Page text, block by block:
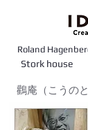
Stork house
Roland
鸛庵（こうの